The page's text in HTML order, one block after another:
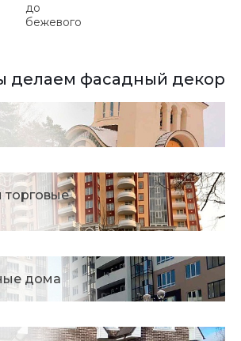
до
бежевого
делаем фасадный декор
торговые
дома